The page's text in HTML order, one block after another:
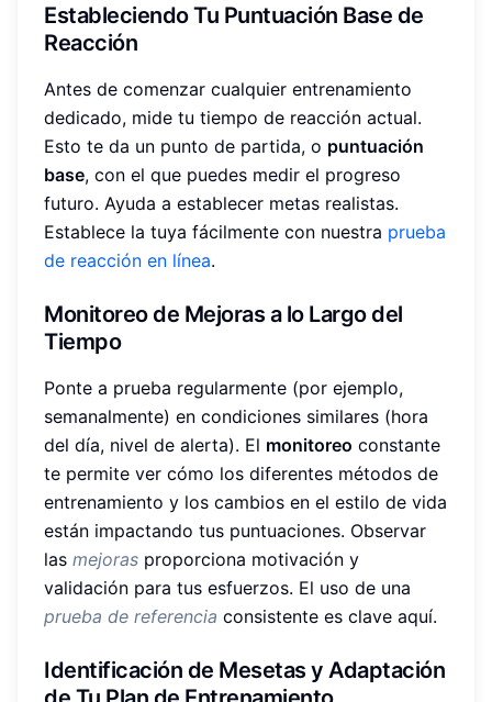
Estableciendo Tu Puntuación Base de
Reacción
Antes de comenzar cualquier entrenamiento
dedicado, mide tu tiempo de reacción actual.
Esto te da un punto de partida, o puntuación
base, con el que puedes medir el progreso
futuro. Ayuda a establecer metas realistas.
Establece la tuya fácilmente con nuestra prueba
de reacción en línea.
Monitoreo de Mejoras a lo Largo del
Tiempo
Ponte a prueba regularmente (por ejemplo,
semanalmente) en condiciones similares (hora
del día, nivel de alerta). El monitoreo constante
te permite ver cómo los diferentes métodos de
entrenamiento y los cambios en el estilo de vida
están impactando tus puntuaciones. Observar
las mejoras proporciona motivación y
validación para tus esfuerzos. El uso de una
prueba de referencia consistente es clave aquí.
Identificación de Mesetas y Adaptación